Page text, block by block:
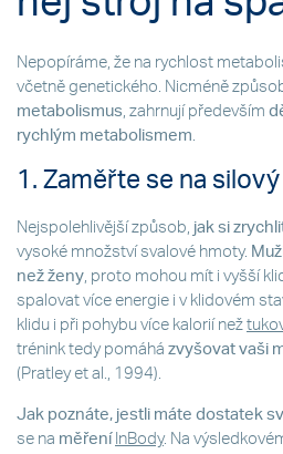
Nepopíráme, že na rychlost
včetně genetického. Nicméně
metabolismus, zahrnují především
rychlým metabolismem.
1. Zaměřte se na
Nejspolehlivější způsob, jak si
vysoké množství svalové hmoty.
než ženy, proto mohou mít i vyšší
spalovat více energie i v klidovém
klidu i při pohybu více kalorií než
trénink tedy pomáhá zvyšovat vaši
(Pratley et al., 1994).
Jak poznáte, jestli máte dostatek
se na měření InBody. Na